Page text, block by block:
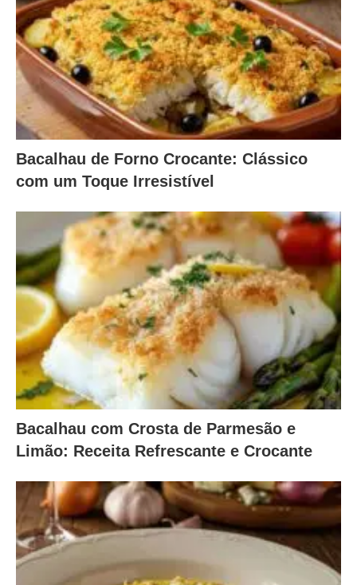
Bacalhau de Forno Crocante: Clássico
com um Toque Irresistível
Bacalhau com Crosta de Parmesão e
Limão: Receita Refrescante e Crocante